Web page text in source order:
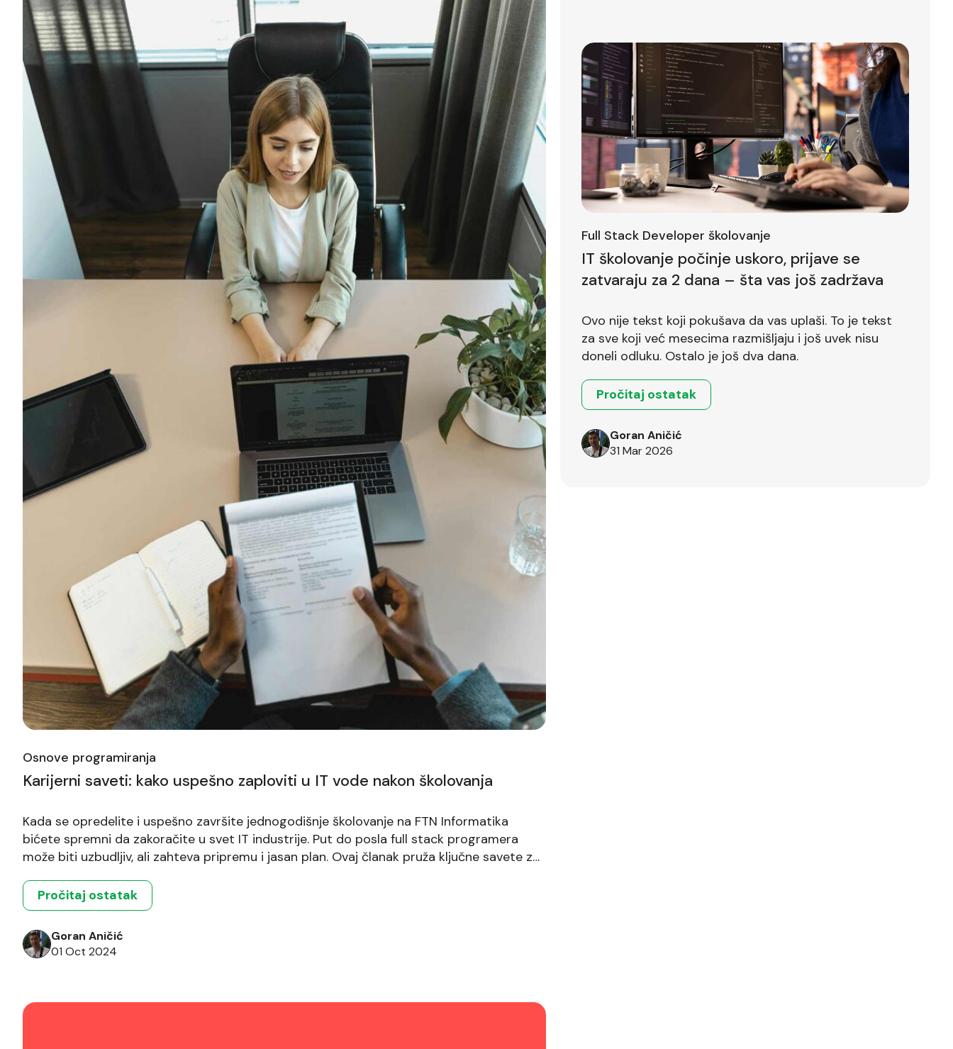
Osnove programiranja
Karijerni saveti: kako uspešno zaploviti u IT vode nakon školovanja
Kada se opredelite i uspešno završite jednogodišnje školovanje na FTN Informatika
bićete spremni da zakoračite u svet IT industrije. Put do posla full stack programera
može biti uzbudljiv, ali zahteva pripremu i jasan plan. Ovaj članak pruža ključne savete za
Kao budući […]
Pročitaj ostatak
Goran Aničić
01 Oct 2024
Full Stack Developer školovanje
IT školovanje počinje uskoro, prijave se
zatvaraju za 2 dana – šta vas još zadržava
Ovo nije tekst koji pokušava da vas uplaši. To je tekst
za sve koji već mesecima razmišljaju i još uvek nisu
doneli odluku. Ostalo je još dva dana.
Pročitaj ostatak
Goran Aničić
31 Mar 2026